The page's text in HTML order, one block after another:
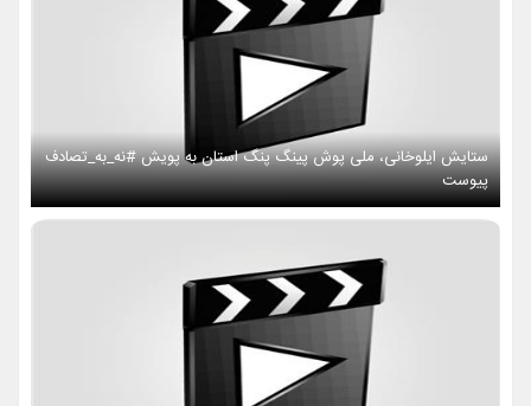
ستایش ایلوخانی، ملی پوش پینگ پنگ استان به پویش #نه_به_تصادف
پیوست